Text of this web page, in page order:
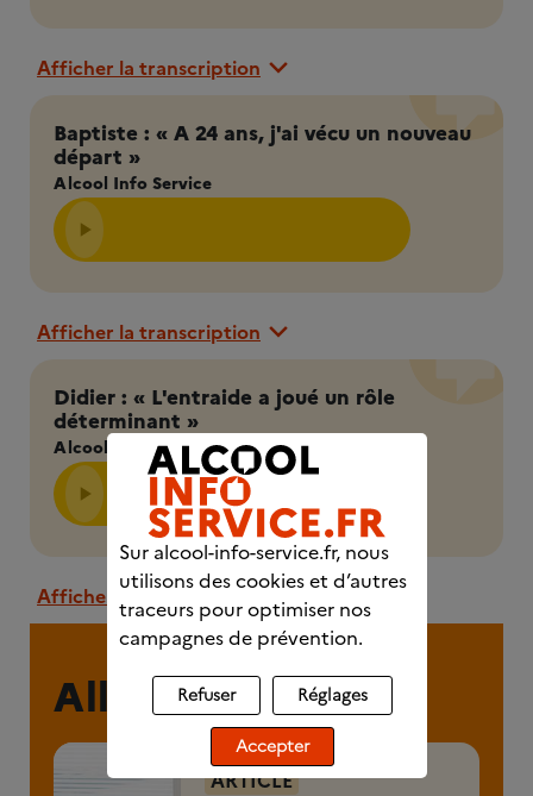
Afficher la transcription
Baptiste : « A 24 ans, j'ai vécu un nouveau
départ »
Alcool Info Service
Afficher la transcription
Didier : « L'entraide a joué un rôle
déterminant »
Alcool Info Service
Afficher la transcription
Allez plus loin
ARTICLE
Sur alcool-info-service.fr, nous
utilisons des cookies et d’autres
traceurs pour optimiser nos
campagnes de prévention.
Refuser Réglages
Accepter